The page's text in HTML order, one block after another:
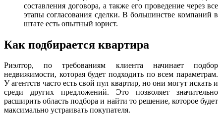
составления договора, а также его проведение через все
этапы согласования сделки. В большинстве компаний в
штате есть опытный юрист.
Как подбирается квартира
Риэлтор, по требованиям клиента начинает подбор
недвижимости, которая будет подходить по всем параметрам.
У агентств часто есть свой пул квартир, но они могут искать и
среди других предложений. Это позволяет значительно
расширить область подбора и найти то решение, которое будет
максимально устраивать покупателя.